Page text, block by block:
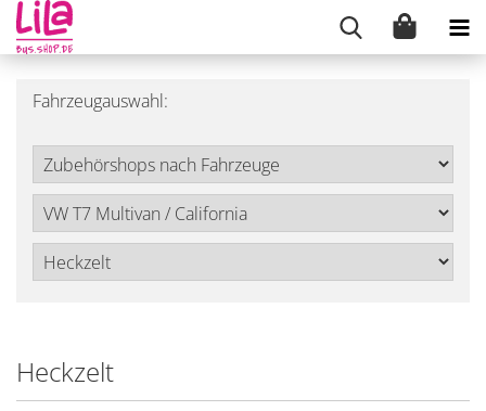
Fahrzeugauswahl:
Heckzelt